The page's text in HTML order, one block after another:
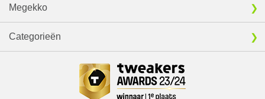
Megekko
Categorieën